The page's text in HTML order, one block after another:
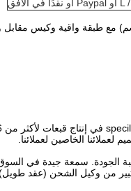
الجودة. سمعة جيدة في السوق
من وكيل الشحن (عقد